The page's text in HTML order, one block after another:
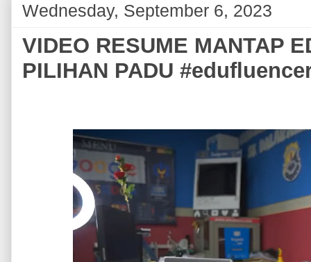
Wednesday, September 6, 2023
VIDEO RESUME MANTAP
PILIHAN PADU